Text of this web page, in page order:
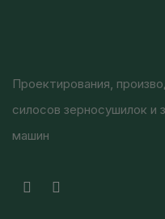
Проектирования,
силосов зерносушилок и
машин